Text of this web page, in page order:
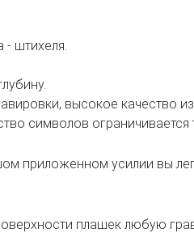
штихеля.
высокое качество
символов
приложенном усилии вы
плашек любую